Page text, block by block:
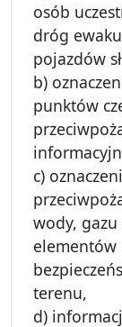
osób
dróg
pojazdów
b)
punktów
c)
wody,
elementów
terenu,
d)